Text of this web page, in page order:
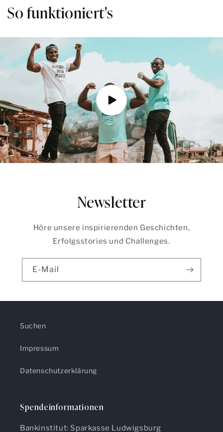
So funktioniert's
Newsletter
Höre unsere inspirierenden Geschichten,
Erfolgsstories und Challenges.
E-Mail
Suchen
Impressum
Datenschutzerklärung
Spendeinformationen
Bankinstitut: Sparkasse Ludwigsburg